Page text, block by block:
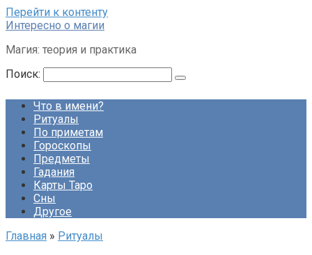
Перейти к контенту
Интересно о магии
Магия: теория и практика
Поиск:
Что в имени?
Ритуалы
По приметам
Гороскопы
Предметы
Гадания
Карты Таро
Сны
Другое
Главная » Ритуалы